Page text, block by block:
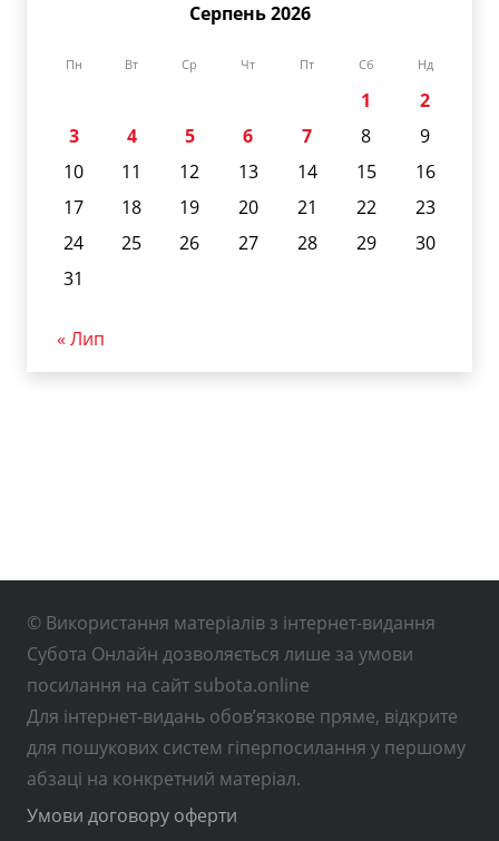
Серпень 2026
Пн Вт Ср Чт Пт Сб Нд
1
2
3
4 5 6 7 8
9
10
11 12 13 14 15
16
17
18 19 20 21 22
23
24
25 26 27 28 29
30
31
« Лип
© Використання матеріалів з інтернет-видання
Субота Онлайн дозволяється лише за умови
посилання на сайт subota.online
Для інтернет-видань обов’язкове пряме, відкрите
для пошукових систем гіперпосилання у першому
абзаці на конкретний матеріал.
Умови договору оферти